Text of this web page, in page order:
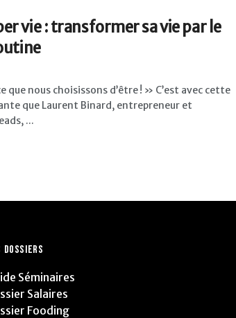
vie : transformer sa vie par le
que nous choisissons d’être ! » C’est avec cette
que Laurent Binard, entrepreneur et
...
DOSSIERS
Séminaires
Salaires
Fooding